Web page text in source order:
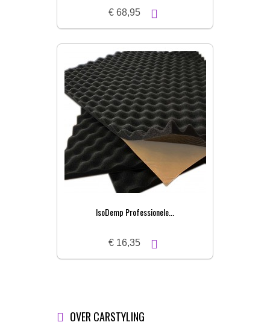
€ 68,95
IsoDemp Professionele...
€ 16,35
OVER CARSTYLING